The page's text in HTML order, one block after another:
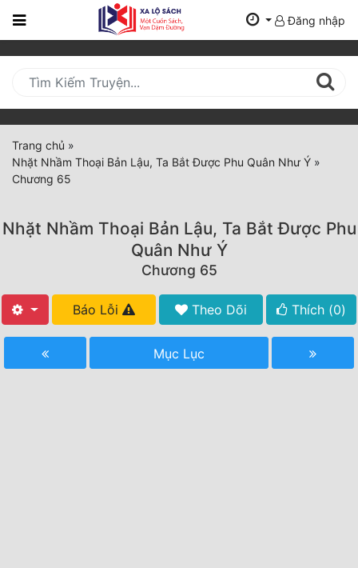
Trang
Mới
Cập
Nhật
(current)
BXH
Truyện Mới Ra
Hoàn Thành
Đăng nhập
Trang chủ »
Nhặt Nhầm Thoại Bản Lậu, Ta Bắt Được Phu Quân Như Ý »
Chương 65
Nhặt Nhầm Thoại Bản Lậu, Ta Bắt Được Phu
Quân Như Ý
Chương 65
Báo Lỗi Theo Dõi Thích (0)
Mục Lục